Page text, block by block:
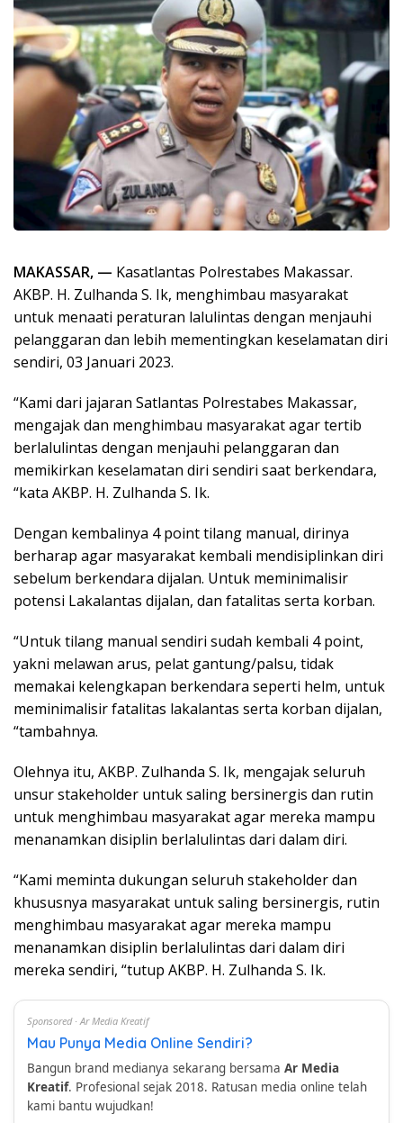
MAKASSAR, — Kasatlantas Polrestabes Makassar.
AKBP. H. Zulhanda S. Ik, menghimbau masyarakat
untuk menaati peraturan lalulintas dengan menjauhi
pelanggaran dan lebih mementingkan keselamatan diri
sendiri, 03 Januari 2023.
“Kami dari jajaran Satlantas Polrestabes Makassar,
mengajak dan menghimbau masyarakat agar tertib
berlalulintas dengan menjauhi pelanggaran dan
memikirkan keselamatan diri sendiri saat berkendara,
“kata AKBP. H. Zulhanda S. Ik.
Dengan kembalinya 4 point tilang manual, dirinya
berharap agar masyarakat kembali mendisiplinkan diri
sebelum berkendara dijalan. Untuk meminimalisir
potensi Lakalantas dijalan, dan fatalitas serta korban.
“Untuk tilang manual sendiri sudah kembali 4 point,
yakni melawan arus, pelat gantung/palsu, tidak
memakai kelengkapan berkendara seperti helm, untuk
meminimalisir fatalitas lakalantas serta korban dijalan,
“tambahnya.
Olehnya itu, AKBP. Zulhanda S. Ik, mengajak seluruh
unsur stakeholder untuk saling bersinergis dan rutin
untuk menghimbau masyarakat agar mereka mampu
menanamkan disiplin berlalulintas dari dalam diri.
“Kami meminta dukungan seluruh stakeholder dan
khususnya masyarakat untuk saling bersinergis, rutin
menghimbau masyarakat agar mereka mampu
menanamkan disiplin berlalulintas dari dalam diri
mereka sendiri, “tutup AKBP. H. Zulhanda S. Ik.
Sponsored · Ar Media Kreatif
Mau Punya Media Online Sendiri?
Bangun brand medianya sekarang bersama Ar Media
Kreatif. Profesional sejak 2018. Ratusan media online telah
kami bantu wujudkan!